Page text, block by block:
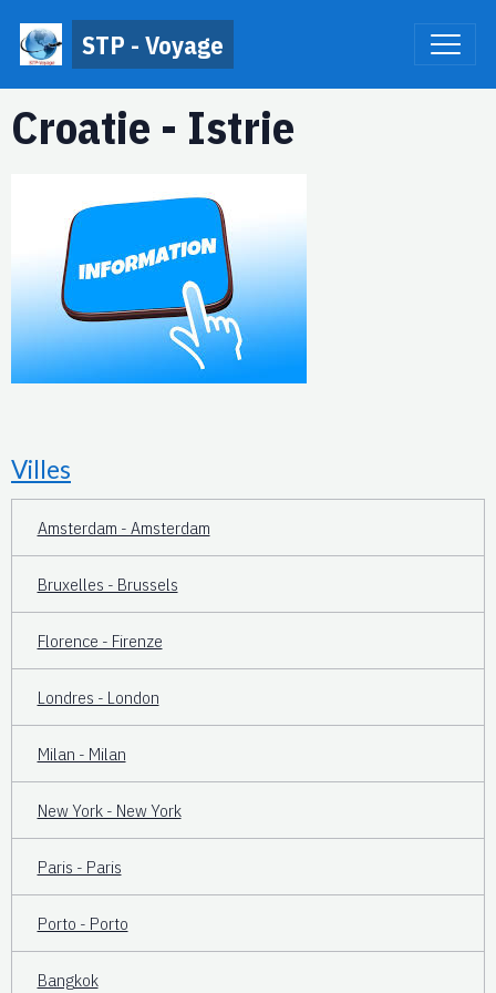
STP - Voyage
Croatie - Istrie
Villes
Amsterdam - Amsterdam
Bruxelles - Brussels
Florence - Firenze
Londres - London
Milan - Milan
New York - New York
Paris - Paris
Porto - Porto
Bangkok